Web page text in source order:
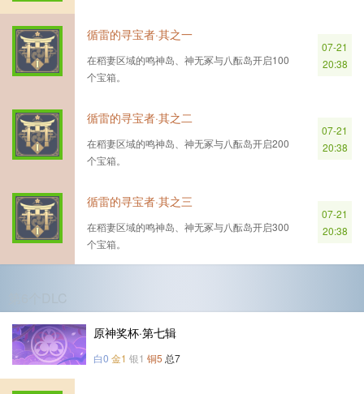
循雷的寻宝者·其之一
在稻妻区域的鸣神岛、神无冢与八酝岛开启100
个宝箱。
07-21
20:38
循雷的寻宝者·其之二
在稻妻区域的鸣神岛、神无冢与八酝岛开启200
个宝箱。
07-21
20:38
循雷的寻宝者·其之三
在稻妻区域的鸣神岛、神无冢与八酝岛开启300
个宝箱。
07-21
20:38
原神奖杯·第七辑
白0 金1 银1 铜5 总7